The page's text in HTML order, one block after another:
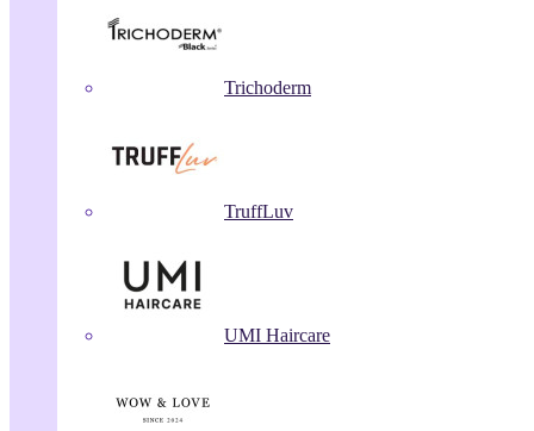
Trichoderm
TruffLuv
UMI Haircare